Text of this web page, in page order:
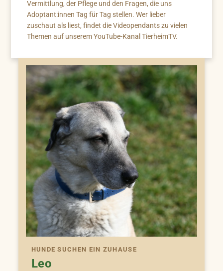
Vermittlung, der Pflege und den Fragen, die uns
Adoptant:innen Tag für Tag stellen. Wer lieber
zuschaut als liest, findet die Videopendants zu vielen
Themen auf unserem YouTube-Kanal TierheimTV.
HUNDE SUCHEN EIN ZUHAUSE
Leo